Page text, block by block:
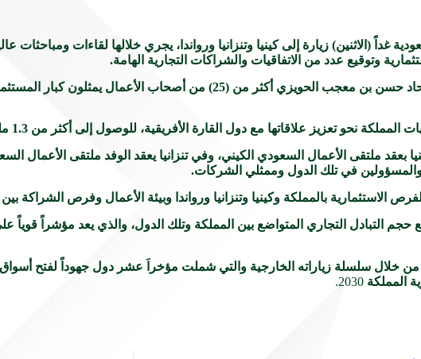
غداً (الاثنين) زيارة إلى كينيا وتنزانيا ورواندا، يجري خلالها لقاءات
وتوقيع عدد من الاتفاقيات والشراكات التجارية الهامة.
ويضم الوفد الذي يرأسه رئيس الاتحاد حسن بن معجب الحويزي أكثر
تعزيز علاقاتها مع دول القارة الأفريقية، للوصول إلى أكثر من 1.3 مليار نسمة بهذه الأسواق الواعدة.
بعقد ملتقى الأعمال السعودي الكيني، وفي تنزانيا يعقد الوفد ملتقى الأعمال
والمسؤولين في تلك الدول وممثلي الشركات.
الاستثمارية بالمملكة وكينيا وتنزانيا ورواندا وبيئة الأعمال وفرص الشراكة
حجم التبادل التجاري المتواضع بين المملكة وتلك الدول، والذي يعد مؤشراً
من خلال سلسلة زياراته الخارجية والتي شملت مؤخراَ عشر دول جهوداً لفتح
المملكة